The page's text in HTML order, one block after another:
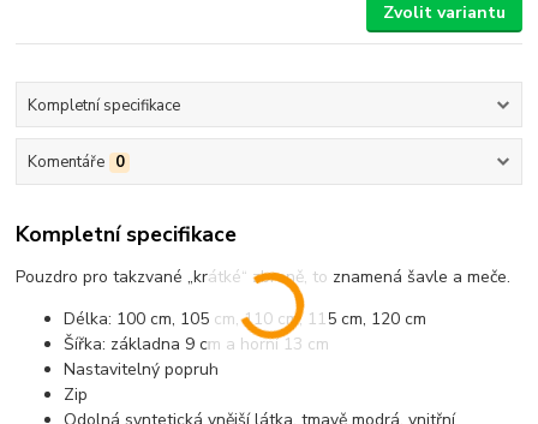
Zvolit variantu
Kompletní specifikace
Komentáře 0
Kompletní specifikace
Pouzdro pro takzvané „krátké“ zbraně, to znamená šavle a meče.
Délka: 100 cm, 105 cm, 110 cm, 115 cm, 120 cm
Šířka: základna 9 cm a horní 13 cm
Nastavitelný popruh
Zip